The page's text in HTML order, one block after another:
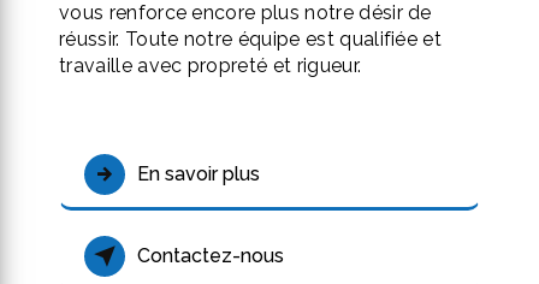
vous renforce encore plus notre désir de
réussir. Toute notre équipe est qualifiée et
travaille avec propreté et rigueur.
En savoir plus
Contactez-nous